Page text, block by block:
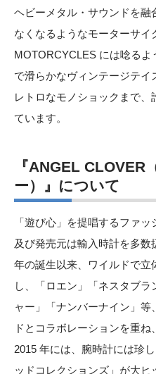
ヘビーメタル・サウンドを融
なくなるようなモーターサ
MOTORCYCLES には唸る
で滑らかなヴィンテージテ
レトロなモノショックまで
ています。
『ANGEL
ー）』について
「遊び心」を提唱するファ
及び発売元は輸入時計を多
年の誕生以来、ワイルドで立
し、「ロエン」「ネスタブ
ャー」「ナンバーナイン」
ドとコラボレーションを重ね
2015 年には、腕時計には珍
ッドコレクションズ」が大